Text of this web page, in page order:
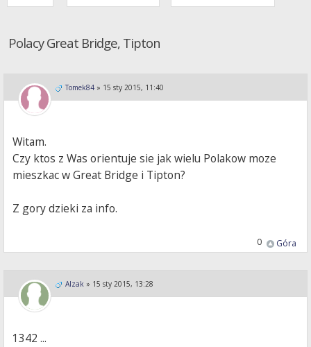
Polacy Great Bridge, Tipton
Tomek84 » 15 sty 2015, 11:40
Witam.
Czy ktos z Was orientuje sie jak wielu Polakow moze
mieszkac w Great Bridge i Tipton?
Z gory dzieki za info.
Góra
0
Alzak » 15 sty 2015, 13:28
1342 ...